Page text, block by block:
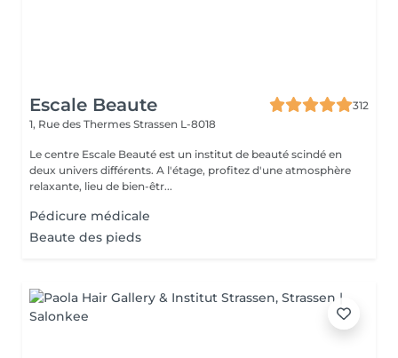
Escale Beaute
312
1, Rue des Thermes Strassen L-8018
Le centre Escale Beauté est un institut de beauté scindé en
deux univers différents. A l'étage, profitez d'une atmosphère
relaxante, lieu de bien-êtr...
Pédicure médicale
Beaute des pieds